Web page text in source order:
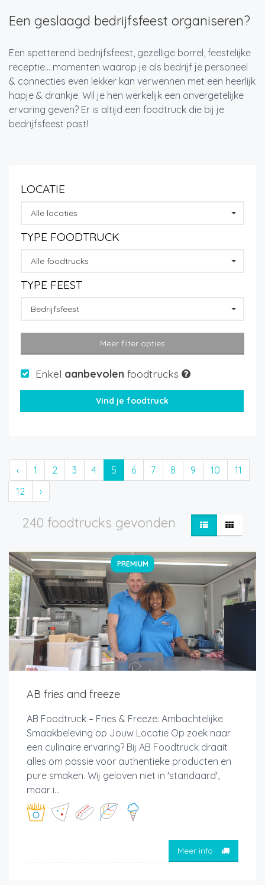
Een geslaagd bedrijfsfeest organiseren?
Een spetterend bedrijfsfeest, gezellige borrel, feestelijke
receptie… momenten waarop je als bedrijf je personeel
& connecties even lekker kan verwennen met een heerlijk
hapje & drankje. Wil je hen werkelijk een onvergetelijke
ervaring geven? Er is altijd een foodtruck die bij je
bedrijfsfeest past!
LOCATIE
Alle locaties
TYPE FOODTRUCK
Alle foodtrucks
TYPE FEEST
Bedrijfsfeest
Meer filter opties
Enkel aanbevolen foodtrucks
‹ 1 2 3 4 5 6 7 8 9 10
11
12
›
240 foodtrucks gevonden
PREMIUM
AB fries and freeze
AB Foodtruck – Fries & Freeze: Ambachtelijke
Smaakbeleving op Jouw Locatie Op zoek naar
een culinaire ervaring? Bij AB Foodtruck draait
alles om passie voor authentieke producten en
pure smaken. Wij geloven niet in 'standaard',
maar i...
Meer info